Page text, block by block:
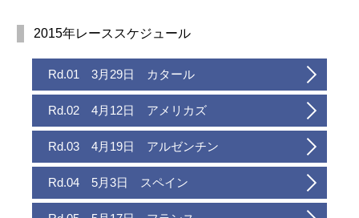
2015年レーススケジュール
Rd.01 3月29日 カタール
Rd.02 4月12日 アメリカズ
Rd.03 4月19日 アルゼンチン
Rd.04 5月3日 スペイン